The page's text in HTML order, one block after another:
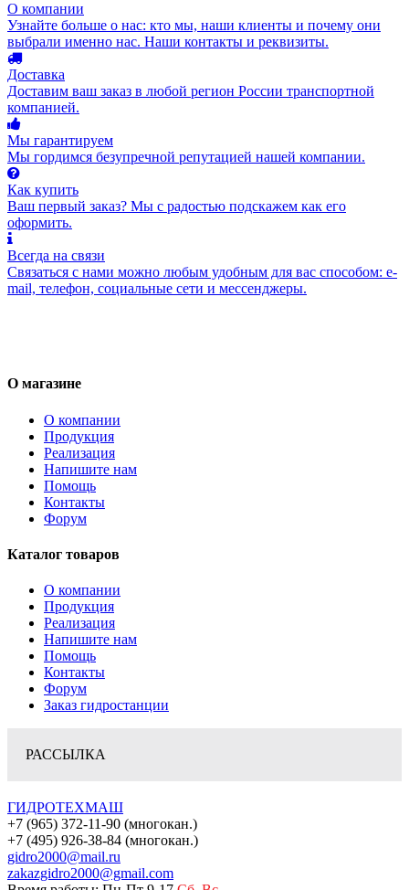
О компании
Узнайте больше о нас: кто мы, наши клиенты и почему они
выбрали именно нас. Наши контакты и реквизиты.
Доставка
Доставим ваш заказ в любой регион России транспортной
компанией.
Мы гарантируем
Мы гордимся безупречной репутацией нашей компании.
Как купить
Ваш первый заказ? Мы с радостью подскажем как его
оформить.
Всегда на связи
Связаться с нами можно любым удобным для вас способом: e-
mail, телефон, социальные сети и мессенджеры.
О магазине
О компании
Продукция
Реализация
Напишите нам
Помощь
Контакты
Форум
Каталог товаров
О компании
Продукция
Реализация
Напишите нам
Помощь
Контакты
Форум
Заказ гидростанции
РАССЫЛКА
ГИДРОТЕХМАШ
+7 (965) 372-11-90 (многокан.)
+7 (495) 926-38-84 (многокан.)
gidro2000@mail.ru
zakazgidro2000@gmail.com